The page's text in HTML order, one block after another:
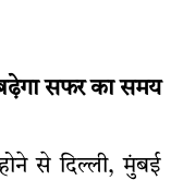
बढ़ेगा सफर का समय
से दिल्ली, मुंबई